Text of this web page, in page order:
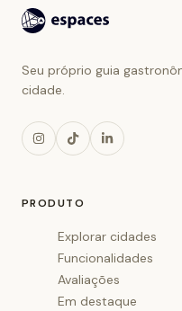
Seu próprio guia
cidade.
PRODUTO
Explorar cidades
Funcionalidades
Avaliações
Em destaque